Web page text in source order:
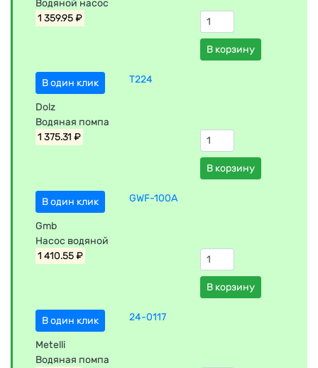
Водяной насос
1 359.95 ₽
В корзину
В один клик T224
Dolz
Водяная помпа
1 375.31 ₽
В корзину
В один клик GWF-100A
Gmb
Насос водяной
1 410.55 ₽
В корзину
В один клик 24-0117
Metelli
Водяная помпа